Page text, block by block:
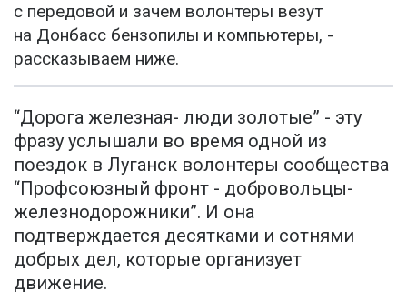
с передовой и зачем волонтеры везут
на Донбасс бензопилы и компьютеры, -
рассказываем ниже.
“Дорога железная- люди золотые” - эту
фразу услышали во время одной из
поездок в Луганск волонтеры сообщества
“Профсоюзный фронт - добровольцы-
железнодорожники”. И она
подтверждается десятками и сотнями
добрых дел, которые организует
движение.